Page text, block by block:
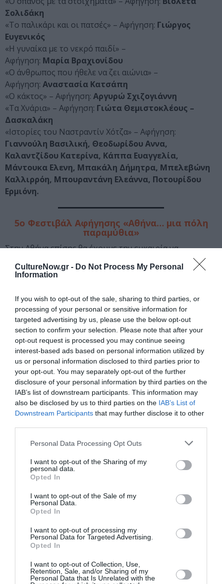
CultureNow.gr - Do Not Process My Personal
Information
If you wish to opt-out of the sale, sharing to third parties, or
processing of your personal or sensitive information for
targeted advertising by us, please use the below opt-out
section to confirm your selection. Please note that after your
opt-out request is processed you may continue seeing
interest-based ads based on personal information utilized by
us or personal information disclosed to third parties prior to
your opt-out. You may separately opt-out of the further
disclosure of your personal information by third parties on the
IAB’s list of downstream participants. This information may
also be disclosed by us to third parties on the IAB’s List of
Downstream Participants that may further disclose it to other
Personal Data Processing Opt Outs
I want to opt-out of the Sharing of my
personal data.
Opted In
I want to opt-out of the Sale of my
Personal Data.
Opted In
I want to opt-out of processing my
Personal Data for Targeted Advertising.
Opted In
I want to opt-out of Collection, Use,
Retention, Sale, and/or Sharing of my
Personal Data that Is Unrelated with the
Σολιδάκη
«Το παλικάρι και οι πατσές» – Αφήγηση: Γιώργος
Ευγενικός
«Η γυναίκα με το νεκρό παιδί» –
Αφήγηση: Μαρία Βραχιονίδου
«Ο άνθρωπος που ήθελε να ζει αιώνια» –
Αφήγηση: Αναστασία Κατσάπη
«Ο κάκτος» – Αφήγηση: Αργυρώ Σχιζογιάννη
«Τα Χνάρια» – Αφήγηση: Γιώτα Θεμιστοκλέους –
Δασκαλάκη
«Ιστορίες του Ναστραντίν Χότζα» – Αφήγηση:
Γιαννούλη Βασιλική, Θεοδωρίδου Αννα,
Καλαντζίδου Κατερίνα, Κάππα Ευαγγελία,
Μάντουκα Ελενη, Μπακάλη Δήμητρα, Μπελεβώνη
Καλλιρρόη, Μπουραντάνη Ελεάννα, Ποτουρίδου
Ερμιόνη.
5ο Φεστιβάλ Αφήγησης «Αθήνα… μια πόλη
παραμύθια»
Στην Αθήνα επίσης θα έχουμε την ευκαιρία να
από τις 17 έως τις 24 Μαρτίου
5ο Φεστιβάλ Αφήγησης «Αθήνα… μια πόλη
Πολιτισμού, Αθλητισμού και Νεολαίας δήμου
Αθηναίωνσε συνεργασία με τη Μη Κερδοσκοπική
Εταιρεία « Παραμύθια και Μύθοι στου Κένταυρου τη
ράχη», τον Πολιτιστικό Εξωραϊστικό Σύλλογο Αγίου
Γεωργίου Νηλείας «Ο Κένταυρος» και τηνΠΗΛΙΟΝ
ΟΡΟΣ.
Το5ο Φεστιβάλ Αφήγησης «Αθήνα… μια πόλη
παραμύθια», το οποίο είναι αφιερωμένο στην
Παγκόσμια Ημέρα Αφήγησηςθα μετατρέψει την Αθήνα
για οκτώ μέρες σε ένα γαϊτανάκι πολιτιστικών
προβολές ταινιών και τιμητικές εκδηλώσεις με
κεντρικό άξονα τις ιστορήσεις.
Η φετινή διοργάνωση έχει ως κεντρικό γεγονός των
Μαραθώνιο Αφήγησηςμε το διεθνές θέμα της
Παγκόσμιας Ημέρας Αφήγησης «
Σοφοί ανόητοι». Πέντε
ομάδες αφήγησης, 14 αφηγητές και περισσότεροι από
25 συμμετέχοντες του εορταστικού Μαραθωνίου
συναντιούνται στην Πλάκα, στου Ψυρρή, το Θησείο,
παραμυθόφιλους.